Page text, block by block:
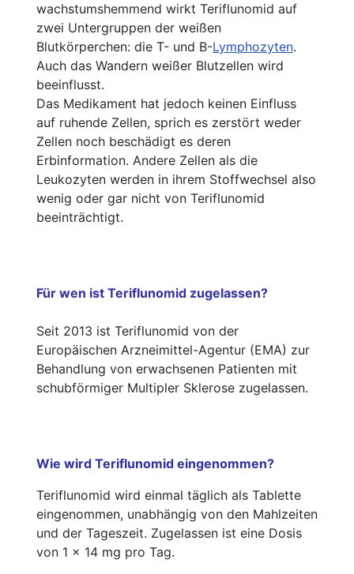
wachstumshemmend wirkt Teriflunomid auf
zwei Untergruppen der weißen
Blutkörperchen: die T- und B-Lymphozyten.
Auch das Wandern weißer Blutzellen wird
beeinflusst.
Das Medikament hat jedoch keinen Einfluss
auf ruhende Zellen, sprich es zerstört weder
Zellen noch beschädigt es deren
Erbinformation. Andere Zellen als die
Leukozyten werden in ihrem Stoffwechsel also
wenig oder gar nicht von Teriflunomid
beeinträchtigt.
Für wen ist Teriflunomid zugelassen?
Seit 2013 ist Teriflunomid von der
Europäischen Arzneimittel-Agentur (EMA) zur
Behandlung von erwachsenen Patienten mit
schubförmiger Multipler Sklerose zugelassen.
Wie wird Teriflunomid eingenommen?
Teriflunomid wird einmal täglich als Tablette
eingenommen, unabhängig von den Mahlzeiten
und der Tageszeit. Zugelassen ist eine Dosis
von 1 x 14 mg pro Tag.